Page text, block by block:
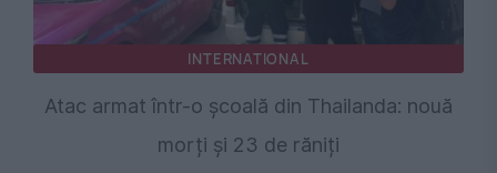
INTERNATIONAL
Atac armat într-o școală din Thailanda: nouă
morți și 23 de răniți